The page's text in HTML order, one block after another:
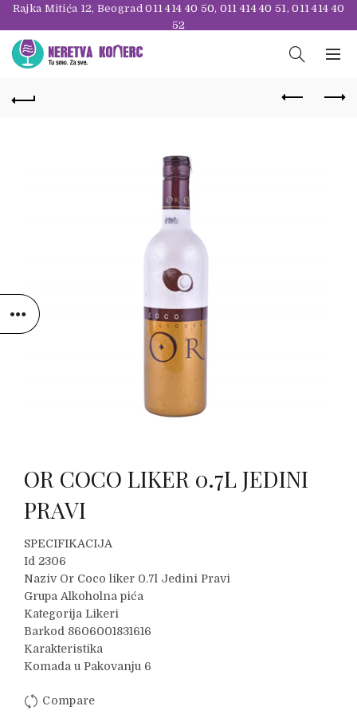
Rajka Mitića 12, Beograd011 414 40 50, 011 414 40 51,011 414 40
52
OR COCO LIKER 0.7L JEDINI
PRAVI
SPECIFIKACIJA
Id 2306
Naziv Or Coco liker 0.7l Jedini Pravi
Grupa Alkoholna pića
Kategorija Likeri
Barkod 8606001831616
Karakteristika
Komada u Pakovanju 6
Compare